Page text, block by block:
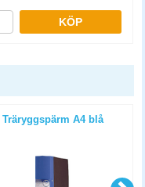
KÖP
Träryggspärm A4 blå